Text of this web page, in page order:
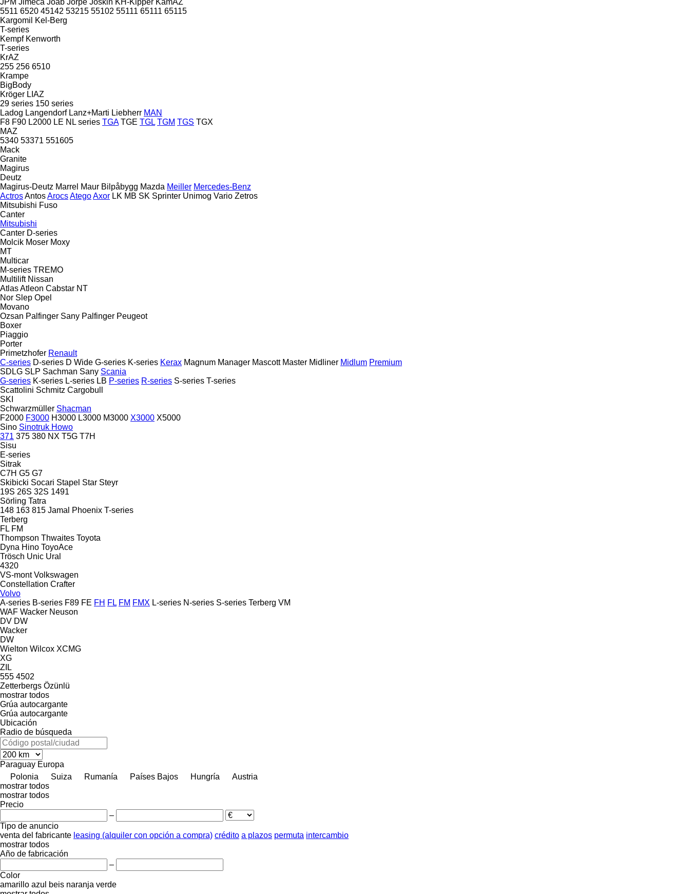
5511 6520 45142 53215 55102 55111 65111 65115
Kargomil
Kel-Berg
T-series
Kempf Kenworth
T-series
KrAZ
255 256 6510
Krampe
BigBody
Kröger LIAZ
29 series 150 series
Ladog Langendorf Lanz+Marti Liebherr MAN
F8 F90 L2000 LE NL series TGA TGE TGL TGM TGS TGX
MAZ
5340 53371 551605
Mack
Granite
Magirus
Deutz
Magirus-Deutz Marrel Maur Bilpåbygg Mazda Meiller Mercedes-Benz
ActrosAntosArocsAtegoAxor LK MB SK Sprinter Unimog Vario Zetros
Mitsubishi Fuso
Canter
Mitsubishi
Canter D-series
Molcik Moser Moxy
MT
Multicar
M-series TREMO
Multilift Nissan
AtlasAtleon Cabstar NT
Nor Slep Opel
Movano
Ozsan Palfinger Sany Palfinger Peugeot
Boxer
Piaggio
Porter
Primetzhofer Renault
C-series D-series D Wide G-series K-series Kerax Magnum Manager Mascott Master Midliner Midlum Premium
SDLG SLP Sachman Sany Scania
G-series K-series L-series LB P-series R-series S-series T-series
Scattolini Schmitz Cargobull
SKI
Schwarzmüller Shacman
F2000 F3000 H3000 L3000 M3000 X3000 X5000
Sino Sinotruk Howo
371 375 380 NX T5G T7H
Sisu
E-series
Sitrak
C7H G5 G7
Skibicki Socari Stapel Star Steyr
19S 26S 32S 1491
Sörling Tatra
148 163 815 Jamal Phoenix T-series
Terberg
FL FM
Thompson Thwaites Toyota
Dyna Hino ToyoAce
Trösch Unic Ural
4320
VS-mont Volkswagen
Constellation Crafter
Volvo
A-series B-series F89 FE FH FL FM FMX L-series N-series S-series Terberg VM
WAF Wacker Neuson
DV DW
Wacker
DW
Wielton Wilcox XCMG
XG
ZIL
555 4502
Zetterbergs Özünlü
mostrar todos
Grúa autocargante
Grúa autocargante
Ubicación
Radio de búsqueda
Paraguay Europa
Polonia
Suiza Rumanía Países Bajos Hungría
Austria
mostrar todos
mostrar todos
Precio
–
Tipo de anuncio
venta del fabricante leasing (alquiler con opción a compra) crédito a plazos permuta intercambio
mostrar todos
Año de fabricación
–
Color
amarillo azul beis naranja verde